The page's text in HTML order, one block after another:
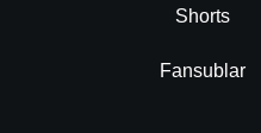
Shorts
Fansublar